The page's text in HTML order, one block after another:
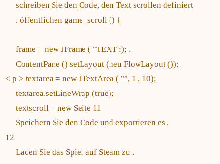
schreiben Sie den Code, den Text scrollen definiert
. öffentlichen game_scroll () {
frame = new JFrame ( "TEXT :); .
ContentPane () setLayout (neu FlowLayout ());
< p > textarea = new JTextArea ( "", 1 , 10);
textarea.setLineWrap (true);
textscroll = new Seite 11
Speichern Sie den Code und exportieren es .
12
Laden Sie das Spiel auf Steam zu .